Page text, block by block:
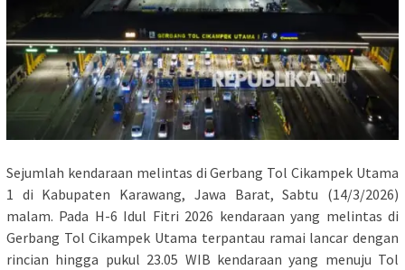
Sejumlah kendaraan melintas di Gerbang Tol Cikampek Utama
1 di Kabupaten Karawang, Jawa Barat, Sabtu (14/3/2026)
malam. Pada H-6 Idul Fitri 2026 kendaraan yang melintas di
Gerbang Tol Cikampek Utama terpantau ramai lancar dengan
rincian hingga pukul 23.05 WIB kendaraan yang menuju Tol